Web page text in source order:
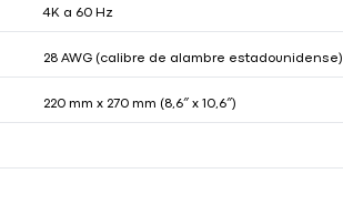
4K a 60 Hz
28 AWG (calibre de alambre estadounidense)
220 mm x 270 mm (8,6″ x 10,6″)